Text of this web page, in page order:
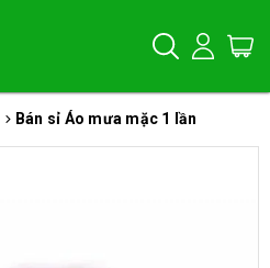
Bán sỉ Áo mưa mặc 1 lần